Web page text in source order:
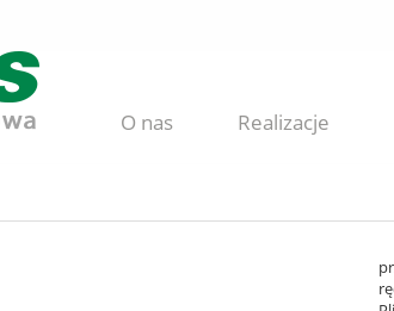
O nas Realizacje